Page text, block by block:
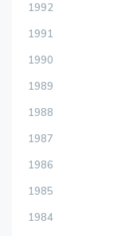
1992
1991
1990
1989
1988
1987
1986
1985
1984